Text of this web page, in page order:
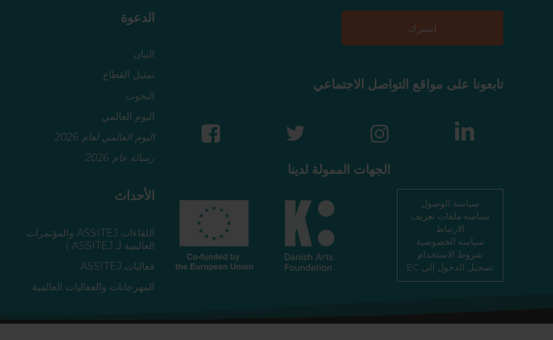
الدعوة
البيان
تمثيل القطاع
البحوث
اليوم العالمي
اليوم العالمي لعام 2026
رسالة عام 2026
الأحداث
اللقاءات ASSITEJ والمؤتمرات
العالمية لـ ASSITEJ )
فعاليات ASSITEJ
المهرجانات والفعاليات العالمية
تابعونا على مواقع التواصل الاجتماعي
الجهات الممولة لدينا
سياسة الوصول
سياسة ملفات تعريف
الارتباط
سياسة الخصوصية
شروط الاستخدام
تسجيل الدخول إلى EC